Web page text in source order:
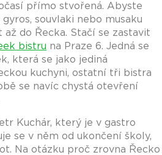
přímo stvořená. Abyste
souvlaki nebo musaku
do Řecka. Stačí se zastavit
bistru na Praze 6. Jedná se
která se jako jediná
kuchyni, ostatní tři bistra
se navíc chystá otevření
Kuchár, který je v gastro
se v něm od ukončení školy,
Na otázku proč zrovna Řecko